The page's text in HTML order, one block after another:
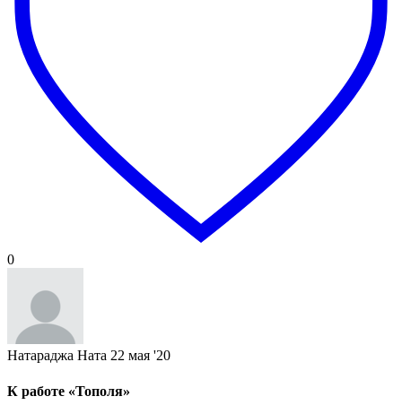
0
Натараджа Ната 22 мая '20
К работе «Тополя»